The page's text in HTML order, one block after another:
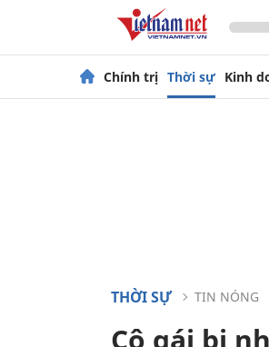
Chính trị Thời sự Kinh
THỜI SỰ TIN NÓNG
Cô gái bị